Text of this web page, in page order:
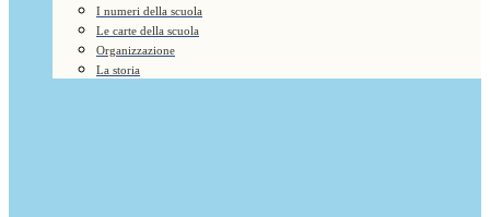
I numeri della scuola
Le carte della scuola
Organizzazione
La storia